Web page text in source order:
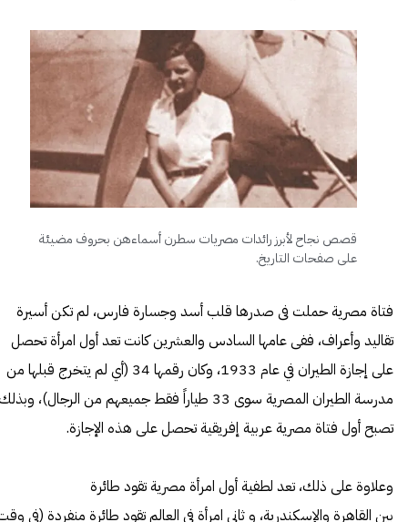
قصص نجاح لأبرز رائدات مصريات سطرن أسماءهن بحروف مضيئة
على صفحات التاريخ.
فتاة مصرية حملت فى صدرها قلب أسد وجسارة فارس، لم تكن أسيرة
تقاليد وأعراف، ففى عامها السادس والعشرين كانت تعد أول امرأة تحصل
على إجازة الطيران في عام 1933، وكان رقمها 34 (أي لم يتخرج قبلها من
مدرسة الطيران المصرية سوى 33 طياراً فقط جميعهم من الرجال)،
تصبح أول فتاة مصرية عربية إفريقية تحصل على هذه الإجازة.
وعلاوة على ذلك، تعد لطفية أول امرأة مصرية تقود طائرة
بين القاهرة والإسكندرية، و ثاني امرأة في العالم تقود طائرة منفردة (فى